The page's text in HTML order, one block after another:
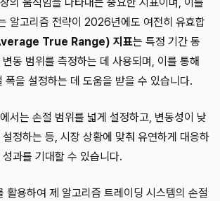
알고리즘 전략이 2026년에도 여전히 유효합
True Range) 지표는 특정 기간 동
동 범위를 측정하는 데 사용되며, 이를 통해
폭을 설정하는 데 도움을 받을 수 있습니다.
서는 손절 범위를 넓게 설정하고, 변동성이 낮
정하는 등, 시장 상황에 맞춰 유연하게 대응하
과를 기대할 수 있습니다.
활용하여 제 알고리즘 트레이딩 시스템의 손절